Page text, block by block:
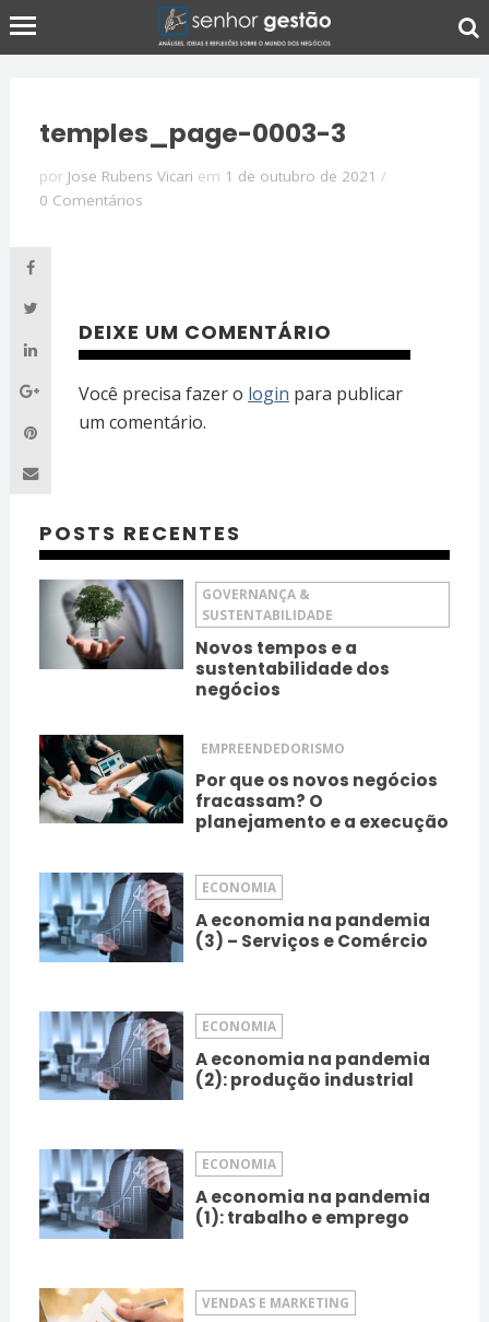
temples_page-0003-3
por Jose Rubens Vicari em 1 de outubro de 2021 /
0 Comentários
DEIXE UM COMENTÁRIO
Você precisa fazer o login para publicar
um comentário.
POSTS RECENTES
GOVERNANÇA &
SUSTENTABILIDADE
Novos tempos e a
sustentabilidade dos
negócios
EMPREENDEDORISMO
Por que os novos negócios
fracassam? O
planejamento e a execução
ECONOMIA
A economia na pandemia
(3) – Serviços e Comércio
ECONOMIA
A economia na pandemia
(2): produção industrial
ECONOMIA
A economia na pandemia
(1): trabalho e emprego
VENDAS E MARKETING